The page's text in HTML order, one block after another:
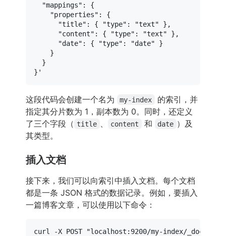
  "mappings": {
    "properties": {
      "title": { "type": "text" },
      "content": { "type": "text" },
      "date": { "type": "date" }
    }
  }
}'
这段代码会创建一个名为 my-index
的索引，并
指定其分片数为 1，副本数为 0。同时，还定义
了三个字段（ title content 和 date ）及
其类型。
插入文档
接下来，我们可以向索引中插入文档。每个文档
都是一条 JSON 格式的数据记录。例如，要插入
一篇博客文章，可以使用以下命令：
curl -X POST "localhost:9200/my-index/